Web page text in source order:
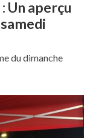
Un aperçu
du dimanche